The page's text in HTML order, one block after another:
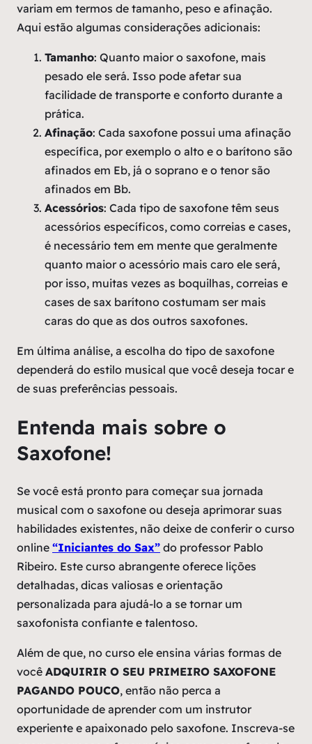
variam em termos de tamanho, peso e afinação.
Aqui estão algumas considerações adicionais:
Tamanho: Quanto maior o saxofone, mais
pesado ele será. Isso pode afetar sua
facilidade de transporte e conforto durante a
prática.
Afinação: Cada saxofone possui uma afinação
específica, por exemplo o alto e o barítono são
afinados em Eb, já o soprano e o tenor são
afinados em Bb.
Acessórios: Cada tipo de saxofone têm seus
acessórios específicos, como correias e cases,
é necessário tem em mente que geralmente
quanto maior o acessório mais caro ele será,
por isso, muitas vezes as boquilhas, correias e
cases de sax barítono costumam ser mais
caras do que as dos outros saxofones.
Em última análise, a escolha do tipo de saxofone
dependerá do estilo musical que você deseja tocar e
de suas preferências pessoais.
Entenda mais sobre o
Saxofone!
Se você está pronto para começar sua jornada
musical com o saxofone ou deseja aprimorar suas
habilidades existentes, não deixe de conferir o curso
online “Iniciantes do Sax” do professor Pablo
Ribeiro. Este curso abrangente oferece lições
detalhadas, dicas valiosas e orientação
personalizada para ajudá-lo a se tornar um
saxofonista confiante e talentoso.
Além de que, no curso ele ensina várias formas de
você ADQUIRIR O SEU PRIMEIRO SAXOFONE
PAGANDO POUCO, então não perca a
oportunidade de aprender com um instrutor
experiente e apaixonado pelo saxofone. Inscreva-se